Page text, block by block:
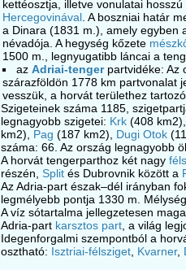
kettéosztja, illetve vonulatai
Hercegovinával . A boszniai határ
a Dinara (1831 m.), amely egyben
névadója. A hegység kőzete
1500 m., legnyugatibb láncai a
az Adriai-tengerpartvidéke: Az
szárazföldön 1778 km partvonalat
vesszük, a horvát területhez
Szigeteinek száma 1185,
legnagyobb szigetei: Krk (408
km2), Pag (187 km2), Dugi Otok
száma: 66. Az ország legnagyobb
A horvát tengerparthoz két nagy
részén, Split és Dubrovnik között a
Az Adria-part észak–dél irányban
legmélyebb pontja 1330 m.
A víz sótartalma jellegzetesen
Adria-part karsztos part , a világ
Idegenforgalmi szempontból a
osztható: Isztriai-félsziget Kvarner,